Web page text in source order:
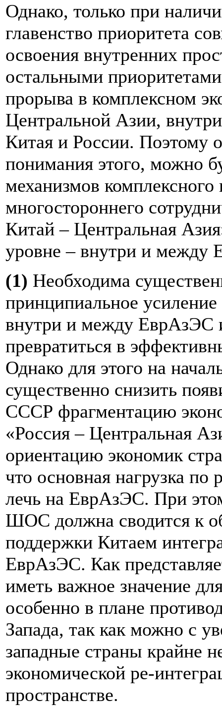
Однако, только при
главенство приоритета
освоения внутренних
остальными
прорыва в комплексном
Центральной Азии,
Китая и России. Поэтому
понимания этого, можно
механизмов
многостороннего
Китай – Центральная
уровне – внутри и
(1) Необходима
принципиальное
внутри и между
превратиться в
Однако для этого на
существенно снизить
СССР фрагментацию
«Россия – Центральная
ориентацию экономик
что основная нагрузка
лечь на ЕврАзЭС. При
ШОС должна сводится к
поддержки Китаем
ЕврАзЭС. Как
иметь важное значение
особенно в плане
Запада, так как можно с
западные страны крайне
экономической ре-
пространстве.